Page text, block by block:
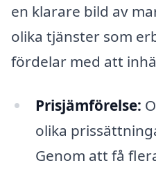
en klarare bild av
olika tjänster som
fördelar med att
Prisjämförelse:
olika
Genom att få